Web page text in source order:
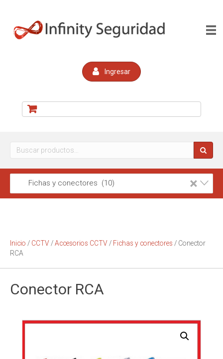
Ingresar
Buscar
×
Fichas y conectores (10)
Inicio / CCTV/Accesorios CCTV/ Fichas y conectores / Conector
RCA
Conector RCA